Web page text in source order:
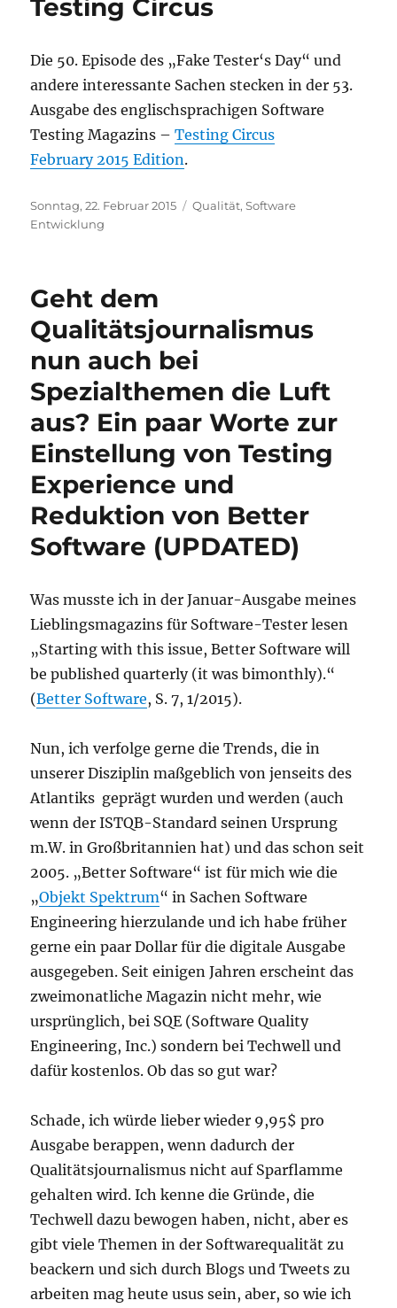
Testing Circus
Die 50. Episode des „Fake Tester‘s Day“ und
andere interessante Sachen stecken in der 53.
Ausgabe des englischsprachigen Software
Testing Magazins –Testing Circus
February 2015 Edition.
Veröffentlicht
am
Sonntag, 22. Februar 2015 Kategorien
Qualität,Software
Entwicklung
Geht dem
Qualitätsjournalismus
nun auch bei
Spezialthemen die Luft
aus? Ein paar Worte zur
Einstellung von Testing
Experience und
Reduktion von Better
Software (UPDATED)
Was musste ich in der Januar-Ausgabe meines
Lieblingsmagazins für Software-Tester lesen
„Starting with this issue, Better Software will
be published quarterly (it was bimonthly).“
(Better Software, S. 7, 1/2015).
Nun, ich verfolge gerne die Trends, die in
unserer Disziplin maßgeblich von jenseits des
Atlantiks geprägt wurden und werden (auch
wenn der ISTQB-Standard seinen Ursprung
m.W. in Großbritannien hat) und das schon seit
2005. „Better Software“ ist für mich wie die
„Objekt Spektrum“ in Sachen Software
Engineering hierzulande und ich habe früher
gerne ein paar Dollar für die digitale Ausgabe
ausgegeben. Seit einigen Jahren erscheint das
zweimonatliche Magazin nicht mehr, wie
ursprünglich, bei SQE (Software Quality
Engineering, Inc.) sondern bei Techwell und
dafür kostenlos. Ob das so gut war?
Schade, ich würde lieber wieder 9,95$ pro
Ausgabe berappen, wenn dadurch der
Qualitätsjournalismus nicht auf Sparflamme
gehalten wird. Ich kenne die Gründe, die
Techwell dazu bewogen haben, nicht, aber es
gibt viele Themen in der Softwarequalität zu
beackern und sich durch Blogs und Tweets zu
arbeiten mag heute usus sein, aber, so wie ich